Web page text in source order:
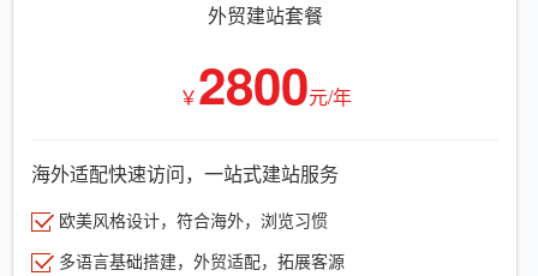
外贸建站套餐
￥2800元/年
海外适配快速访问，一站式建站服务
欧美风格设计，符合海外，浏览习惯
多语言基础搭建，外贸适配，拓展客源